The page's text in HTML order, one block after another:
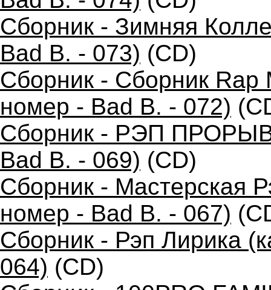
Сборник - Зимняя
Bad B. - 073) (CD)
Сборник - Сборник Rap
номер - Bad B. - 072)
Сборник - РЭП ПРОРЫВ
Bad B. - 069) (CD)
Сборник - Мастерская
номер - Bad B. - 067)
Сборник - Рэп Лирика
064) (CD)